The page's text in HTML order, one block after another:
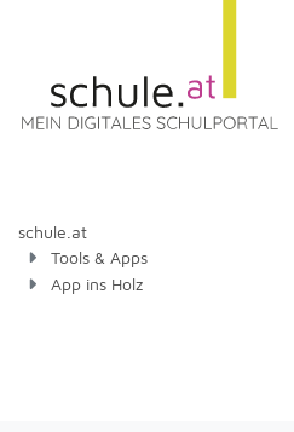
schule.at
Tools & Apps
App ins Holz